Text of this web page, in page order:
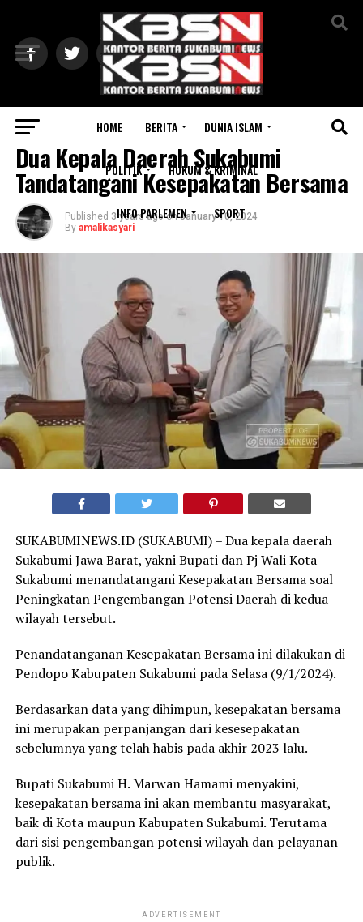
HOME BERITA DUNIA ISLAM
POLITIK HUKUM & KRIMINAL
INFO PARLEMEN SPORT
SUKABUMI
Dua Kepala Daerah Sukabumi
Tandatangani Kesepakatan Bersama
Published 3 years ago on January 10, 2024
By amalikasyari
SUKABUMINEWS.ID (SUKABUMI) – Dua kepala daerah
Sukabumi Jawa Barat, yakni Bupati dan Pj Wali Kota
Sukabumi menandatangani Kesepakatan Bersama soal
Peningkatan Pengembangan Potensi Daerah di kedua
wilayah tersebut.
Penandatanganan Kesepakatan Bersama ini dilakukan di
Pendopo Kabupaten Sukabumi pada Selasa (9/1/2024).
Berdasarkan data yang dihimpun, kesepakatan bersama
ini merupakan perpanjangan dari kesesepakatan
sebelumnya yang telah habis pada akhir 2023 lalu.
Bupati Sukabumi H. Marwan Hamami menyakini,
kesepakatan bersama ini akan membantu masyarakat,
baik di Kota maupun Kabupaten Sukabumi. Terutama
dari sisi pengembangan potensi wilayah dan pelayanan
publik.
ADVERTISEMENT
Exit mobile version